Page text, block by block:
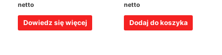
netto
Dowiedz się więcej
netto
Dodaj do koszyka